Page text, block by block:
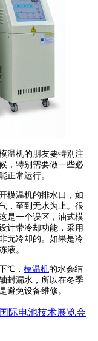
温机的朋友要特别注
，特别需要做一些必
正常运行。
模温机的排水口，如
，至到无水为止。很
是一个误区，油式模
计带冷却功能，采用
无冷却的。如果是冷
液。
℃， 模温机的水会结
封漏水，所以在冬季
避免设备维修。
际电池技术展览会